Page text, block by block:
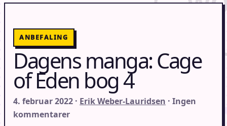
ANBEFALING
Dagens manga: Cage
of Eden bog 4
4. februar 2022 · Erik Weber-Lauridsen · Ingen
kommentarer